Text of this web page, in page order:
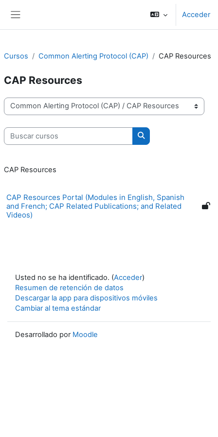
Acceder
Cursos Common Alerting Protocol (CAP) CAP Resources
CAP Resources
Categorías
Buscar cursos
Buscar cursos
CAP Resources
CAP Resources Portal (Modules in English, Spanish
and French; CAP Related Publications; and Related
Videos)
Usted no se ha identificado. (Acceder)
Resumen de retención de datos
Descargar la app para dispositivos móviles
Cambiar al tema estándar
Desarrollado por Moodle